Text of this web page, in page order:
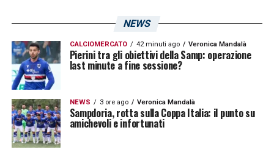
NEWS
CALCIOMERCATO 42 minuti ago Veronica Mandalà
Pierini tra gli obiettivi della Samp: operazione
last minute a fine sessione?
NEWS 3 ore ago Veronica Mandalà
Sampdoria, rotta sulla Coppa Italia: il punto su
amichevoli e infortunati